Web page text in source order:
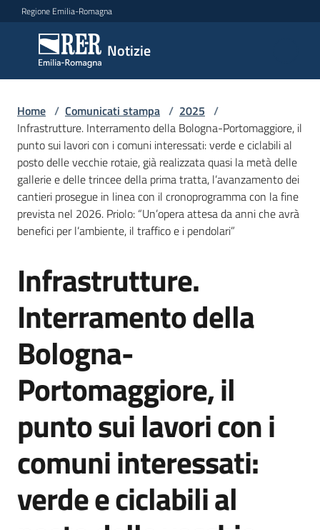
Vai al contenuto
Vai alla navigazione
Vai al footer
Regione Emilia-Romagna
Notizie
Notizie
Comunicati
stampa
Menu selezionato
Cerca
un
comunicato
Risorse
Agenzia
di
informazione
e
comunicazione
Seguici
su
Home / Comunicati stampa / 2025 /
Infrastrutture. Interramento della Bologna-Portomaggiore, il
punto sui lavori con i comuni interessati: verde e ciclabili al
posto delle vecchie rotaie, già realizzata quasi la metà delle
gallerie e delle trincee della prima tratta, l’avanzamento dei
cantieri prosegue in linea con il cronoprogramma con la fine
prevista nel 2026. Priolo: “Un’opera attesa da anni che avrà
benefici per l’ambiente, il traffico e i pendolari”
Salta al contenuto
Infrastrutture.
Interramento della
Bologna-
Portomaggiore, il
punto sui lavori con i
comuni interessati:
verde e ciclabili al